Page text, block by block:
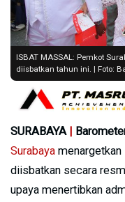
ISBAT MASSAL: Pemkot
diisbatkan tahun ini. | Foto:
SURABAYA |
Surabaya menargetkan
diisbatkan secara
upaya menertibkan